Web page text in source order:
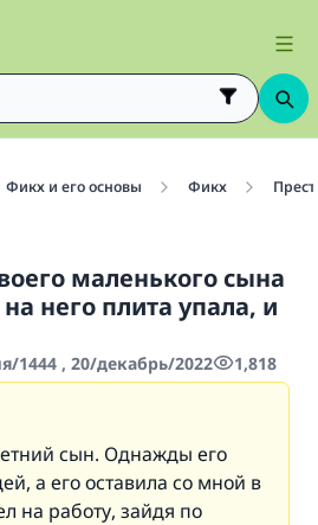
Фикх и его основы Фикх
маленького сына
него плита упала, и
1444 , 20/декабрь/2022 1,818
сын. Однажды его
а его оставила со мной в
на работу, зайдя по